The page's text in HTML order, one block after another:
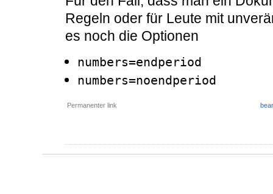
Regeln oder für Leute mit
es noch die Optionen
numbers=endperiod
numbers=noendperiod
Permanenter link